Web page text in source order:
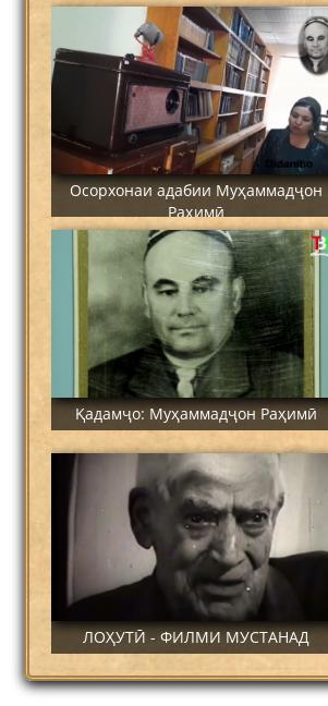
Осорхонаи адабии Муҳаммадҷон
Раҳимӣ
Қадамҷо: Муҳаммадҷон Раҳимӣ
ЛОҲУТӢ - ФИЛМИ МУСТАНАД